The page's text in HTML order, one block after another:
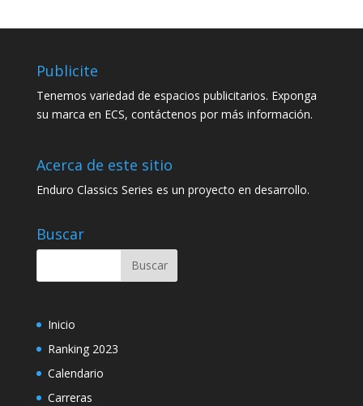
Publicite
Tenemos variedad de espacios publicitarios. Exponga
su marca en ECS, contáctenos por más información.
Acerca de este sitio
Enduro Classics Series es un proyecto en desarrollo.
Buscar
Inicio
Ranking 2023
Calendario
Carreras